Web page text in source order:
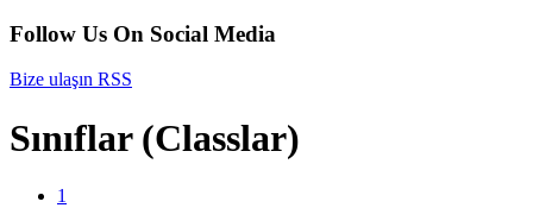
Follow Us On Social Media
Bize ulaşın RSS
Sınıflar (Classlar)
1